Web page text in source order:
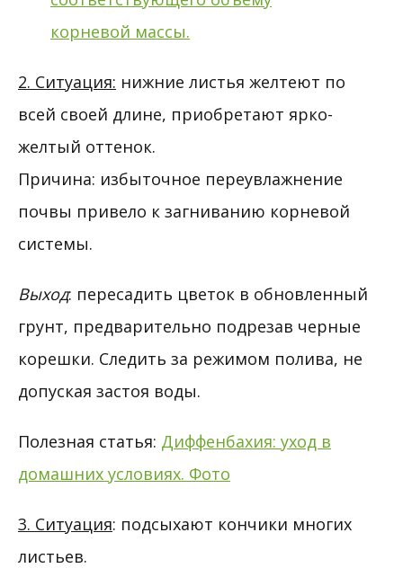
2. Ситуация: нижние листья желтеют по
всей своей длине, приобретают ярко-
желтый оттенок.
Причина: избыточное переувлажнение
почвы привело к загниванию корневой
системы.
Выход: пересадить цветок в обновленный
грунт, предварительно подрезав черные
корешки. Следить за режимом полива, не
допуская застоя воды.
Полезная статья: Диффенбахия: уход в
домашних условиях. Фото
3. Ситуация: подсыхают кончики многих
листьев.